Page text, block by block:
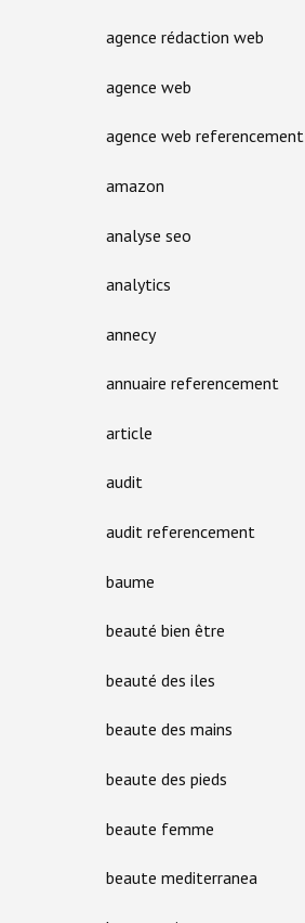
agence rédaction web
agence web
agence web referencement
amazon
analyse seo
analytics
annecy
annuaire referencement
article
audit
audit referencement
baume
beauté bien être
beauté des iles
beaute des mains
beaute des pieds
beaute femme
beaute mediterranea